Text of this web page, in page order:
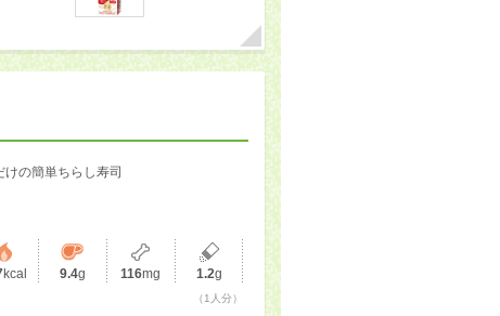
の簡単ちらし寿司
kcal 9.4g 116mg 1.2g
（1人分）